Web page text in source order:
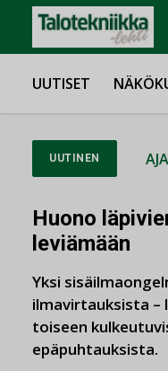
UUTISET
UUTINEN
Huono
leviämään
Yksi
ilmavirtauksista
toiseen
epäpuhtauksista.